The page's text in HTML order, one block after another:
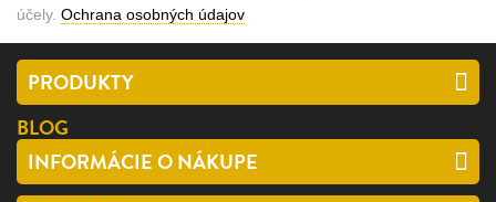
účely. Ochrana osobných údajov
PRODUKTY
BLOG
INFORMÁCIE O NÁKUPE